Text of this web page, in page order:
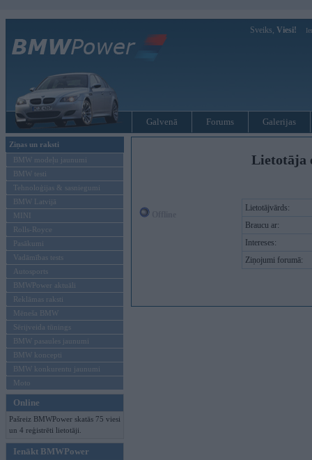
Sveiks, Viesi!
Galvenā Forums Galerijas
Ziņas un raksti
BMW modeļu jaunumi
BMW testi
Tehnoloģijas & sasniegumi
BMW Latvijā
MINI
Rolls-Royce
Pasākumi
Vadāmības tests
Autosports
BMWPower aktuāli
Reklāmas raksti
Mēneša BMW
Sērijveida tūnings
BMW pasaules jaunumi
BMW koncepti
BMW konkurentu jaunumi
Moto
Online
Pašreiz BMWPower skatās 75 viesi
un 4 reģistrēti lietotāji.
Ienākt BMWPower
Lietotāja
Lietotājvārds:
Braucu ar:
Intereses:
Ziņojumi forumā: